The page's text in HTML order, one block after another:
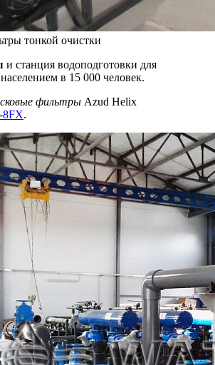
тонкой очистки
и станция водоподготовки для
в 15 000 человек.
фильтры Azud Helix
8FX.